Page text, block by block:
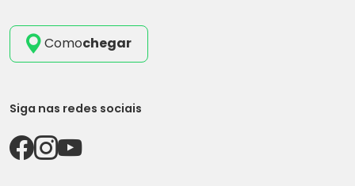
Comochegar
Siga nas redes sociais